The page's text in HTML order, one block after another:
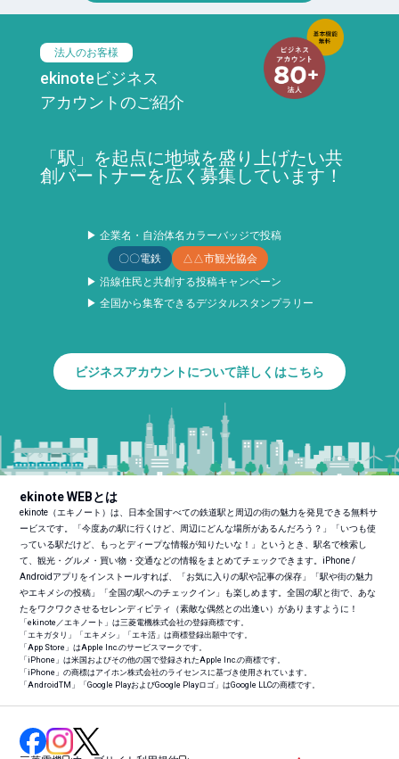
法人のお客様
ekinoteビジネス
アカウントのご紹介
「駅」を起点に地域を盛り上げたい共
創パートナーを広く募集しています！
▶ 企業名・自治体名カラーバッジで投稿
〇〇電鉄
△△市観光協会
▶ 沿線住民と共創する投稿キャンペーン
▶ 全国から集客できるデジタルスタンプラリー
ビジネスアカウントについて詳しくはこちら
ekinote WEBとは
ekinote（エキノート）は、日本全国すべての鉄道駅と周辺の街の魅力を発見できる無料サ
ービスです。「今度あの駅に行くけど、周辺にどんな場所があるんだろう？」「いつも使
っている駅だけど、もっとディープな情報が知りたいな！」というとき、駅名で検索し
て、観光・グルメ・買い物・交通などの情報をまとめてチェックできます。iPhone /
Androidアプリをインストールすれば、「お気に入りの駅や記事の保存」「駅や街の魅力
やエキメシの投稿」「全国の駅へのチェックイン」も楽しめます。全国の駅と街で、あな
たをワクワクさせるセレンディピティ（素敵な偶然との出逢い）がありますように！
「ekinote／エキノート」は三菱電機株式会社の登録商標です。
「エキガタリ」「エキメシ」「エキ活」は商標登録出願中です。
「App Store」はApple Inc.のサービスマークです。
「iPhone」は米国およびその他の国で登録されたApple Inc.の商標です。
「iPhone」の商標はアイホン株式会社のライセンスに基づき使用されています。
「AndroidTM 」「Google PlayおよびGoogle Playロゴ」はGoogle LLCの商標です。